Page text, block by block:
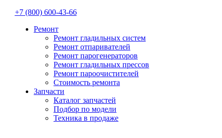
+7 (800) 600-43-66
Ремонт
Ремонт гладильных систем
Ремонт отпаривателей
Ремонт парогенераторов
Ремонт гладильных прессов
Ремонт пароочистителей
Стоимость ремонта
Запчасти
Каталог запчастей
Подбор по модели
Техника в продаже